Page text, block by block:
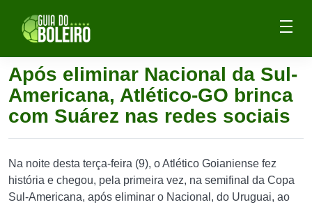
Após eliminar Nacional da Sul-
Americana, Atlético-GO brinca
com Suárez nas redes sociais
Na noite desta terça-feira (9), o Atlético Goianiense fez
história e chegou, pela primeira vez, na semifinal da Copa
Sul-Americana, após eliminar o Nacional, do Uruguai, ao